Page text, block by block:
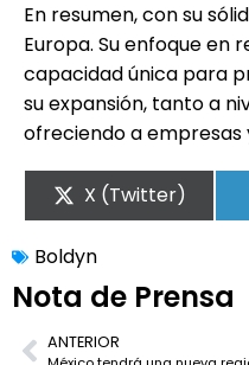
En resumen, con su
Europa. Su enfoque en
capacidad única para
su expansión, tanto a
ofreciendo a empresas
X (Twitter)
Boldyn
Nota de Prensa
ANTERIOR